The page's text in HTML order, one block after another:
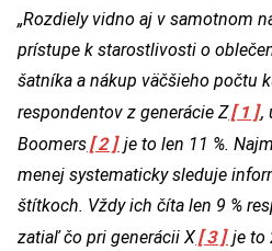
„Rozdiely vidno aj v samotnom
prístupe k starostlivosti o
šatníka a nákup väčšieho počtu
respondentov z generácie Z[1],
Boomers[2] je to len 11 %.
menej systematicky sleduje
štítkoch. Vždy ich číta len 9 %
zatiaľ čo pri generácii X[3] je to